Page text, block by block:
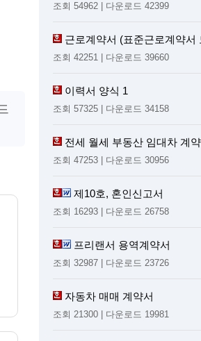
조회 54962 | 다운로드 42399
근로계약서 (표준근로계약서
조회 42251 | 다운로드 39660
이력서 양식 1
조회 57325 | 다운로드 34158
전세 월세 부동산 임대차 계
조회 47253 | 다운로드 30956
제10호, 혼인신고서
조회 16293 | 다운로드 26758
프리랜서 용역계약서
조회 32987 | 다운로드 23726
자동차 매매 계약서
조회 21300 | 다운로드 19981